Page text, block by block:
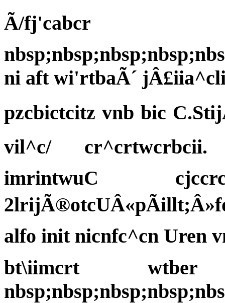
Ã/fj'cabcr
ni aft wi'rtbaÃ´
pzcbictcitz vnb bic
vil^c/ cr^crtwcrbcii.
imrintwuC
alfo init nicnfc^cn Uren
bt\iimcrt wtber